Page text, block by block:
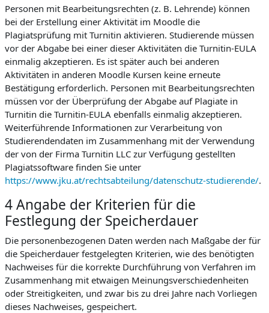
Personen mit Bearbeitungsrechten (z. B. Lehrende) können
bei der Erstellung einer Aktivität im Moodle die
Plagiatsprüfung mit Turnitin aktivieren. Studierende müssen
vor der Abgabe bei einer dieser Aktivitäten die Turnitin-EULA
einmalig akzeptieren. Es ist später auch bei anderen
Aktivitäten in anderen Moodle Kursen keine erneute
Bestätigung erforderlich. Personen mit Bearbeitungsrechten
müssen vor der Überprüfung der Abgabe auf Plagiate in
Turnitin die Turnitin-EULA ebenfalls einmalig akzeptieren.
Weiterführende Informationen zur Verarbeitung von
Studierendendaten im Zusammenhang mit der Verwendung
der von der Firma Turnitin LLC zur Verfügung gestellten
Plagiatssoftware finden Sie unter
https://www.jku.at/rechtsabteilung/datenschutz-studierende/.
4 Angabe der Kriterien für die
Festlegung der Speicherdauer
Die personenbezogenen Daten werden nach Maßgabe der für
die Speicherdauer festgelegten Kriterien, wie des benötigten
Nachweises für die korrekte Durchführung von Verfahren im
Zusammenhang mit etwaigen Meinungsverschiedenheiten
oder Streitigkeiten, und zwar bis zu drei Jahre nach Vorliegen
dieses Nachweises, gespeichert.